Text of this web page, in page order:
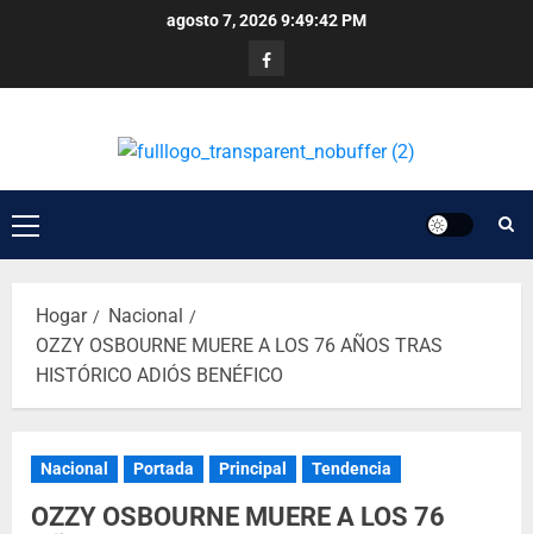
agosto 7, 20269:49:42 PM
Hogar
Nacional
OZZY OSBOURNE MUERE A LOS 76 AÑOS TRAS
HISTÓRICO ADIÓS BENÉFICO
Nacional Portada Principal Tendencia
OZZY OSBOURNE MUERE A LOS 76